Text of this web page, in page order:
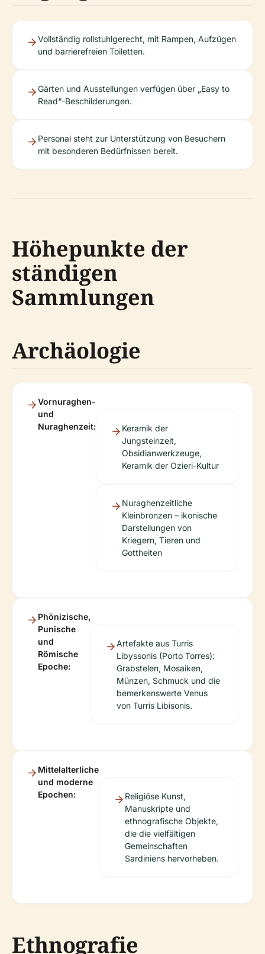
Vollständig rollstuhlgerecht, mit Rampen, Aufzügen
und barrierefreien Toiletten.
Gärten und Ausstellungen verfügen über „Easy to
Read“-Beschilderungen.
Personal steht zur Unterstützung von Besuchern
mit besonderen Bedürfnissen bereit.
Höhepunkte der
ständigen
Sammlungen
Archäologie
Vornuraghen-
und
Nuraghenzeit:
Keramik der
Jungsteinzeit,
Obsidianwerkzeuge,
Keramik der Ozieri-Kultur
Nuraghenzeitliche
Kleinbronzen – ikonische
Darstellungen von
Kriegern, Tieren und
Gottheiten
Phönizische,
Punische
und
Römische
Epoche:
Artefakte aus Turris
Libyssonis (Porto Torres):
Grabstelen, Mosaiken,
Münzen, Schmuck und die
bemerkenswerte Venus
von Turris Libisonis.
Mittelalterliche
und moderne
Epochen:
Religiöse Kunst,
Manuskripte und
ethnografische Objekte,
die die vielfältigen
Gemeinschaften
Sardiniens hervorheben.
Ethnografie